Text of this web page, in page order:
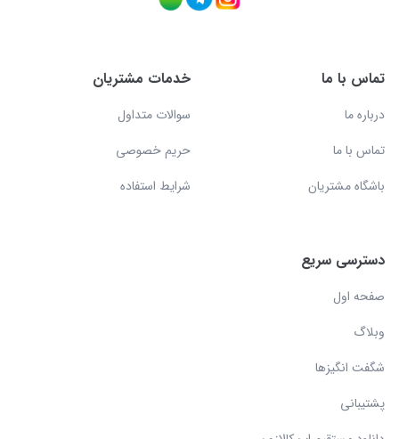
تماس با ما
درباره ما
تماس با ما
باشگاه مشتریان
خدمات مشتریان
سوالات متداول
حریم خصوصی
شرایط استفاده
دسترسی سریع
صفحه اول
وبلاگ
شگفت انگیزها
پشتیبانی